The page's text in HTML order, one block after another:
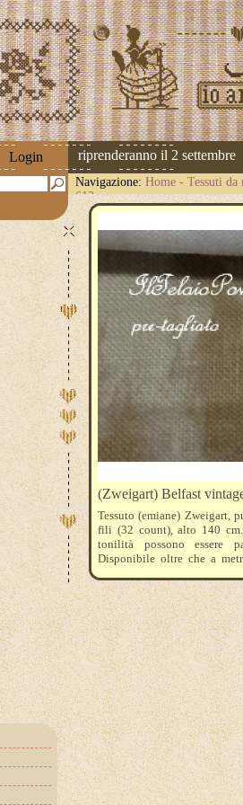
Login riprenderanno il 2 settembre
Navigazione: Home - Tessuti da
613
(Zweigart) Belfast
Tessuto (emiane) Zweigart,
fili (32 count), alto 140
tonilità possono essere
Disponibile oltre che a
l'ordine, quantità: 3 = 30 cm